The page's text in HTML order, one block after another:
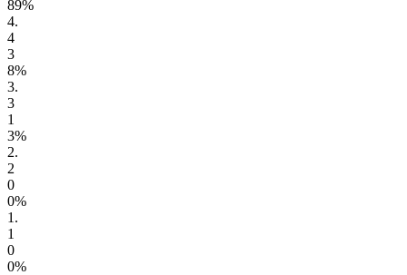
89%
4.
4
3
8%
3.
3
1
3%
2.
2
0
0%
1.
1
0
0%